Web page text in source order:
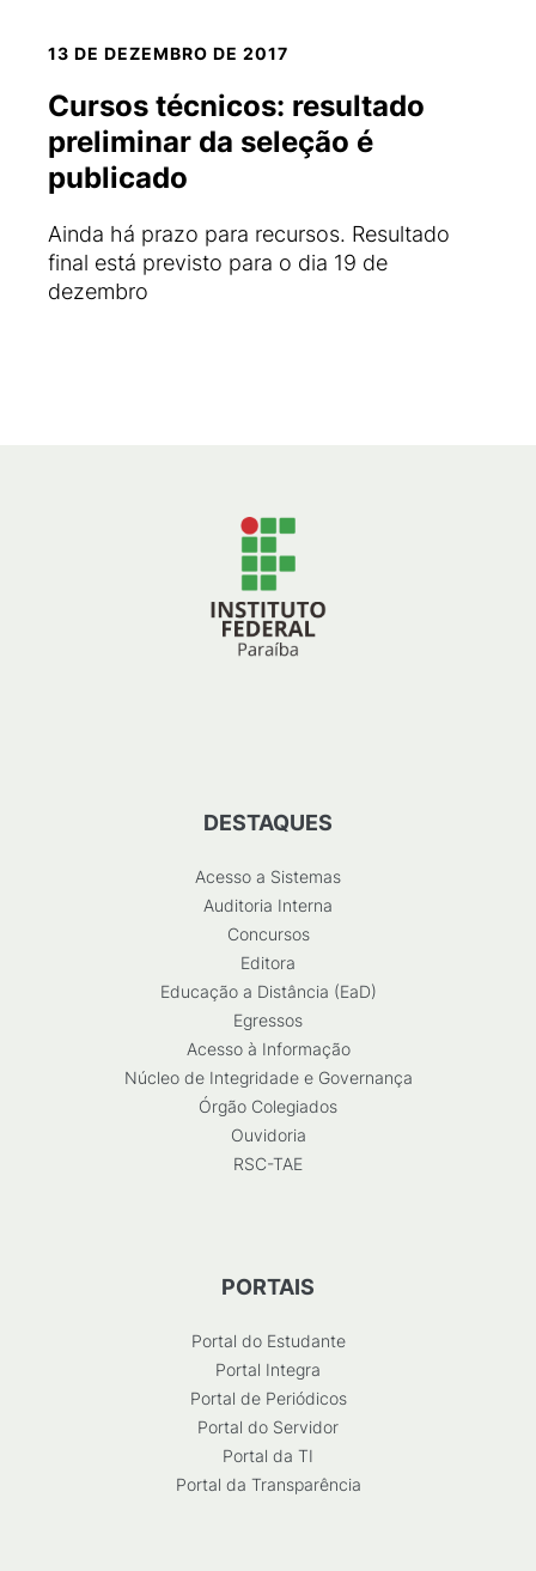
13 DE DEZEMBRO DE 2017
Cursos técnicos: resultado
preliminar da seleção é
publicado
Ainda há prazo para recursos. Resultado
final está previsto para o dia 19 de
dezembro
DESTAQUES
Acesso a Sistemas
Auditoria Interna
Concursos
Editora
Educação a Distância (EaD)
Egressos
Acesso à Informação
Núcleo de Integridade e Governança
Órgão Colegiados
Ouvidoria
RSC-TAE
PORTAIS
Portal do Estudante
Portal Integra
Portal de Periódicos
Portal do Servidor
Portal da TI
Portal da Transparência